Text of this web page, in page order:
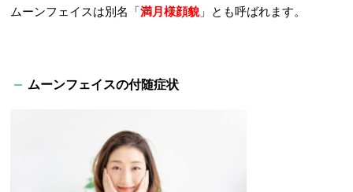
ムーンフェイスは別名「満月様顔貌」とも呼ばれます。
ムーンフェイスの付随症状